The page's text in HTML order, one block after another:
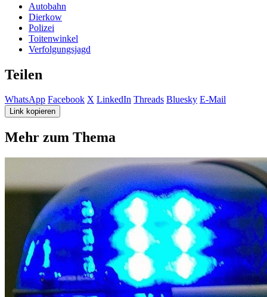
Autobahn
Dierkow
Polizei
Toitenwinkel
Verfolgungsjagd
Teilen
WhatsApp Facebook X LinkedIn Threads Bluesky E-Mail
Link kopieren
Mehr zum Thema